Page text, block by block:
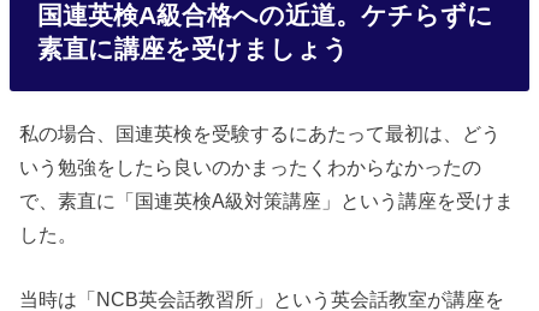
国連英検A級合格への近道。ケチらずに
素直に講座を受けましょう
私の場合、国連英検を受験するにあたって最初は、どう
いう勉強をしたら良いのかまったくわからなかったの
で、素直に「国連英検A級対策講座」という講座を受けま
した。
当時は「NCB英会話教習所」という英会話教室が講座を